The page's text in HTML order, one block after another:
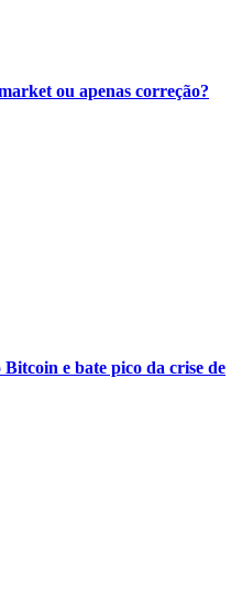
ou apenas correção?
e bate pico da crise de